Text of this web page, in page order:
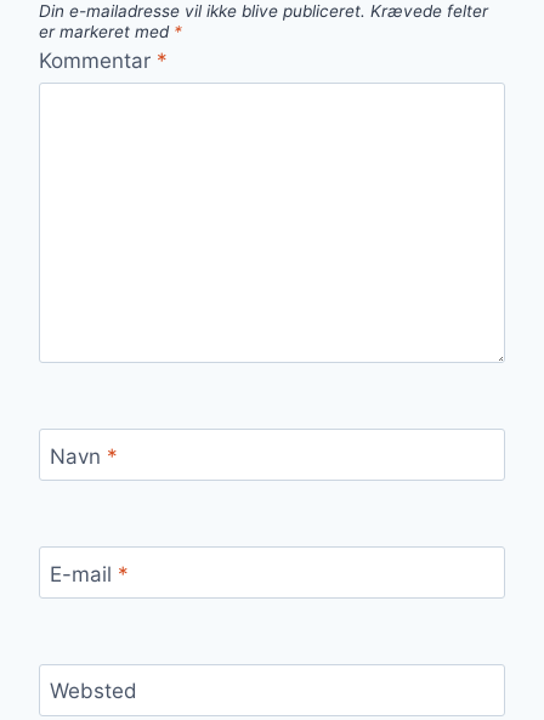
Din e-mailadresse vil ikke blive publiceret. Krævede felter
er markeret med *
Kommentar *
Navn *
E-mail *
Websted